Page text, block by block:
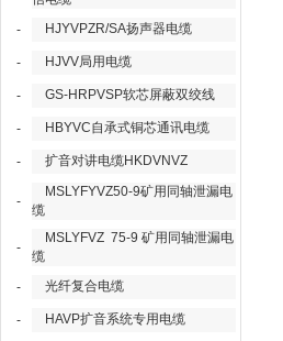
-
HJYVPZR/SA扬声器电缆
- HJVV局用电缆
- GS-HRPVSP软芯屏蔽双绞线
- HBYVC自承式铜芯通讯电缆
- 扩音对讲电缆HKDVNVZ
-
MSLYFYVZ50-9矿用同轴泄漏电
缆
-
MSLYFVZ 75-9 矿用同轴泄漏电
缆
-
光纤复合电缆
- HAVP扩音系统专用电缆